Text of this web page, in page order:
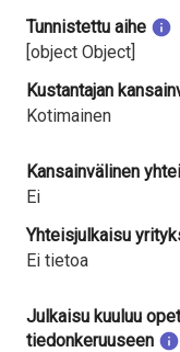
Tunnistettu aihe
[object Object]
Kustantajan
Kotimainen
Kansainvälinen
Ei
Yhteisjulkaisu
Ei tietoa
Julkaisu kuuluu
tiedonkeruuseen